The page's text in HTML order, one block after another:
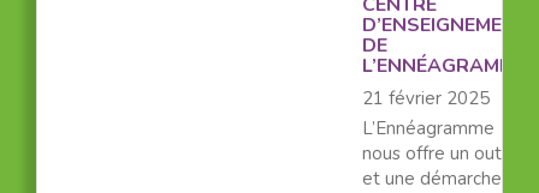
D’ENSEIGNEMENT
DE
L’ENNÉAGRAMME
21 février 2025
L’Ennéagramme
nous offre un outil
et une démarche de